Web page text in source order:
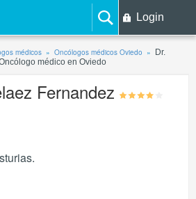
Login
médicos Oncólogos médicos Oviedo
Dr.
médico en Oviedo
Fernandez